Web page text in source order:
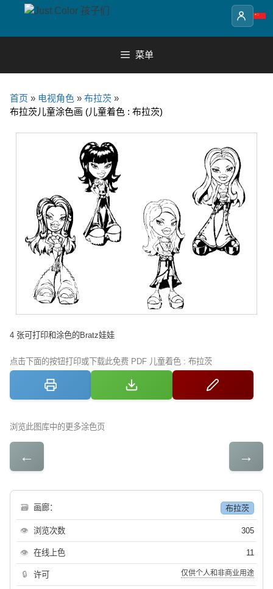
content
菜单
首页 » 电视角色 » 布拉茨 »
布拉茨儿童涂色画 (儿童着色 : 布拉茨)
4 张可打印和涂色的Bratz娃娃
点击下面的按钮打印或下载此免费 PDF 儿童着色 : 布拉茨
浏览此图库中的更多涂色页
← →
🗃 画廊： 布拉茨
👁 浏览次数 305
👁 在线上色 11
🔒 许可 仅供个人和非商业用途